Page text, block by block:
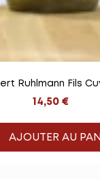
Ruhlmann Fils
14,50 €
AJOUTER AU